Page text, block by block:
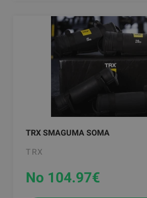
TRX SMAGUMA SOMA
TRX
No 104.97€